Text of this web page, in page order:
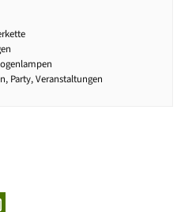
Party, Veranstaltungen